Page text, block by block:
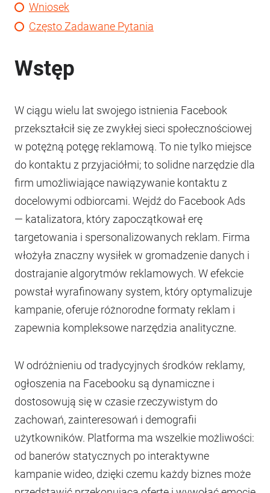
Wniosek
Często Zadawane Pytania
Wstęp
W ciągu wielu lat swojego istnienia Facebook
przekształcił się ze zwykłej sieci społecznościowej
w potężną potęgę reklamową. To nie tylko miejsce
do kontaktu z przyjaciółmi; to solidne narzędzie dla
firm umożliwiające nawiązywanie kontaktu z
docelowymi odbiorcami. Wejdź do Facebook Ads
— katalizatora, który zapoczątkował erę
targetowania i spersonalizowanych reklam. Firma
włożyła znaczny wysiłek w gromadzenie danych i
dostrajanie algorytmów reklamowych. W efekcie
powstał wyrafinowany system, który optymalizuje
kampanie, oferuje różnorodne formaty reklam i
zapewnia kompleksowe narzędzia analityczne.
W odróżnieniu od tradycyjnych środków reklamy,
ogłoszenia na Facebooku są dynamiczne i
dostosowują się w czasie rzeczywistym do
zachowań, zainteresowań i demografii
użytkowników. Platforma ma wszelkie możliwości:
od banerów statycznych po interaktywne
kampanie wideo, dzięki czemu każdy biznes może